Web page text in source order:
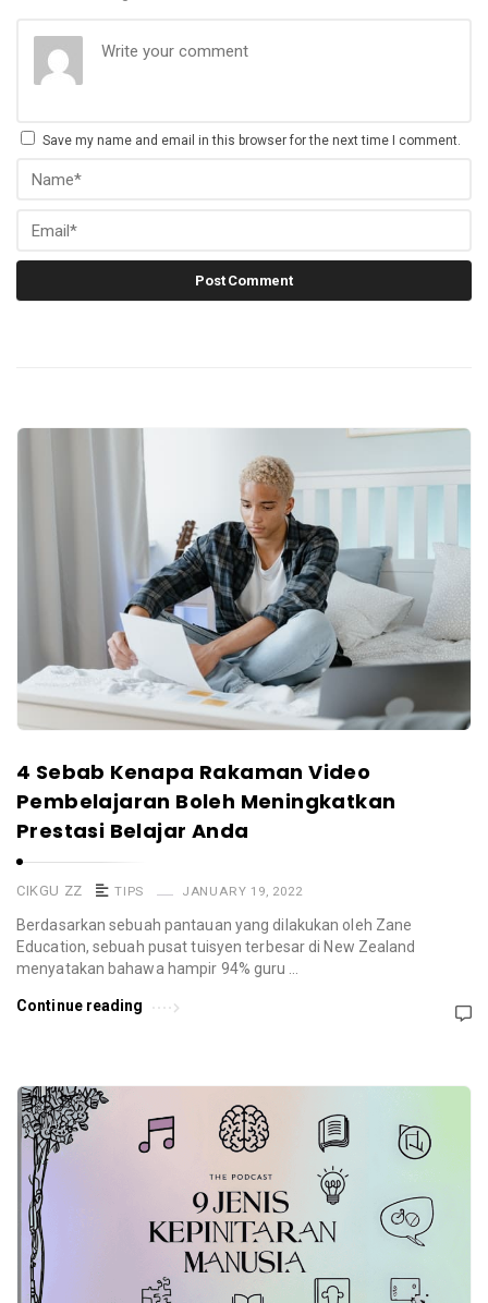
Save my name and email in this browser for the next time I comment.
4 Sebab Kenapa Rakaman Video
Pembelajaran Boleh Meningkatkan
Prestasi Belajar Anda
CIKGU ZZ TIPS JANUARY 19, 2022
Berdasarkan sebuah pantauan yang dilakukan oleh Zane
Education, sebuah pusat tuisyen terbesar di New Zealand
menyatakan bahawa hampir 94% guru …
Continue reading